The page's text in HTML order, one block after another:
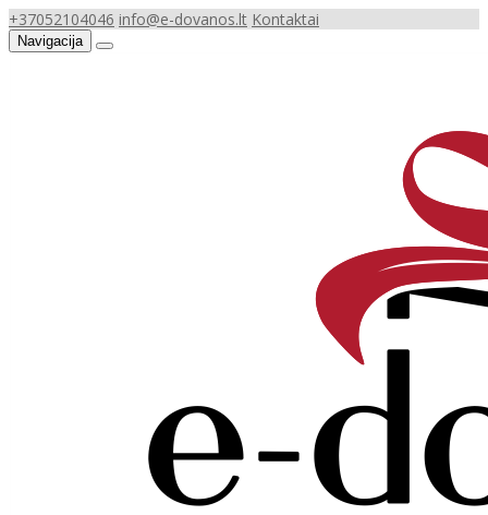
+37052104046 info@e-dovanos.lt Kontaktai
Navigacija